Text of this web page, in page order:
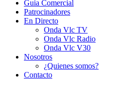
Guia Comercial
Patrocinadores
En Directo
Onda Vlc TV
Onda Vlc Radio
Onda Vlc V30
Nosotros
¿Quienes somos?
Contacto